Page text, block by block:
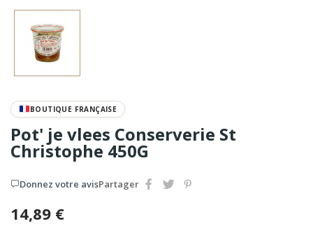
BOUTIQUE FRANÇAISE
Pot' je vlees Conserverie St
Christophe 450G
Donnez votre avisPartager
14,89 €